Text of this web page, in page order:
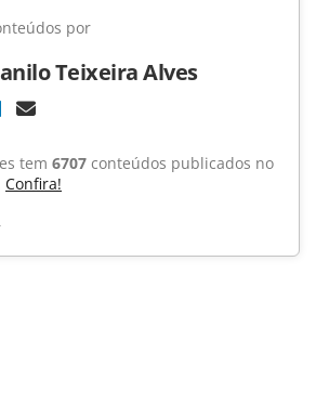
por
Teixeira Alves
tem 6707 conteúdos publicados no
Confira!